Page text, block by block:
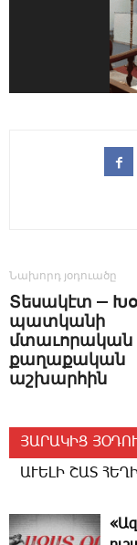
Նախորդ յօդուածը
Տեսակէտ —
պատկանի
մտաւորական
քաղաքական
աշխարհին
ՅԱՐԱԿԻՑ
ԱՒԵԼԻ ՇԱՏ